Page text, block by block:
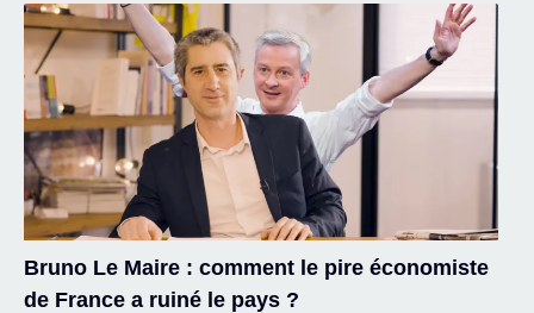
Bruno Le Maire : comment le pire économiste
de France a ruiné le pays ?